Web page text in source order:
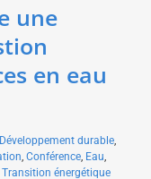
une
en eau
durable,
, Conférence, Eau,
Transition énergétique